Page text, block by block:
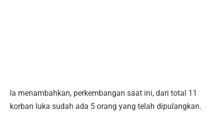
Ia menambahkan, perkembangan saat ini, dari total 11
korban luka sudah ada 5 orang yang telah dipulangkan.